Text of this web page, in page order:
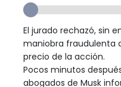
El jurado rechazó, sin
maniobra fraudulenta
precio de la acción.
Pocos minutos
abogados de Musk